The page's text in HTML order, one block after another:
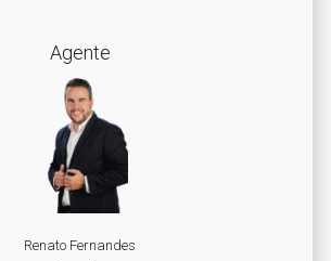
Agente
Renato Fernandes